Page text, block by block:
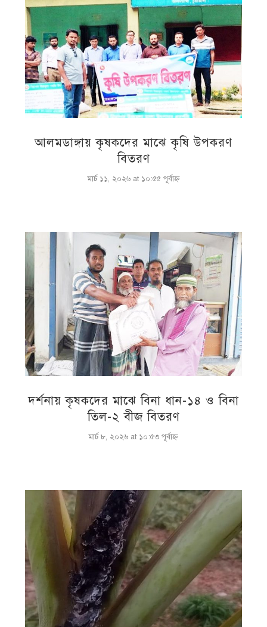
আলমডাঙ্গায় কৃষকদের মাঝে কৃষি উপকরণ
বিতরণ
মার্চ ১১, ২০২৬ at ১০:৫৫ পূর্বাহ্ণ
দর্শনায় কৃষকদের মাঝে বিনা ধান-১৪ ও বিনা
তিল-২ বীজ বিতরণ
মার্চ ৮, ২০২৬ at ১০:৫৩ পূর্বাহ্ণ